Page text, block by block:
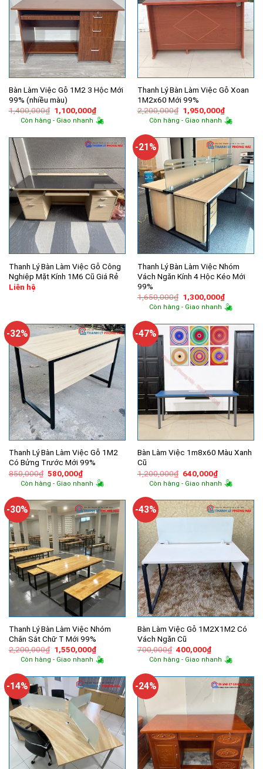
Bàn Làm Việc Gỗ 1M2 3 Hộc Mới
99% (nhiều màu)
1,400,000₫ Giá
gốc
là:
1,100,000₫Giá
hiện
tại
1,100,000₫.
Còn hàng - Giao nhanh
Thanh Lý Bàn Làm Việc Gỗ Xoan
1M2x60 Mới 99%
2,200,000₫ Giá
gốc
là:
1,950,000₫Giá
hiện
tại
Còn hàng - Giao nhanh
Thanh Lý Bàn Làm Việc Gỗ Công
Nghiệp Mặt Kính 1M6 Cũ Giá Rẻ
Liên hệ
-21%
Thanh Lý Bàn Làm Việc Nhóm
Vách Ngăn Kính 4 Hộc Kéo Mới
99%
1,650,000₫ Giá
gốc
là:
1,300,000₫Giá
hiện
tại
Còn hàng - Giao nhanh
-32%
Thanh Lý Bàn Làm Việc Gỗ 1M2
Có Bửng Trước Mới 99%
850,000₫ Giá
gốc
là:
580,000₫Giá
hiện
tại
580,000₫.
Còn hàng - Giao nhanh
-47%
Bàn Làm Việc 1m8x60 Màu Xanh
Cũ
1,200,000₫ Giá
gốc
là:
640,000₫Giá
hiện
tại
640,000₫.
Còn hàng - Giao nhanh
-30%
Thanh Lý Bàn Làm Việc Nhóm
Chân Sắt Chữ T Mới 99%
2,200,000₫ Giá
gốc
là:
1,550,000₫Giá
hiện
tại
1,550,000₫.
Còn hàng - Giao nhanh
-43%
Bàn Làm Việc Gỗ 1M2X1M2 Có
Vách Ngăn Cũ
700,000₫ Giá
gốc
là:
400,000₫Giá
hiện
tại
400,000₫.
Còn hàng - Giao nhanh
-14% -24%